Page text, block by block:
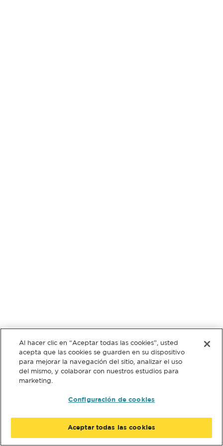
Al hacer clic en “Aceptar todas las cookies”, usted
acepta que las cookies se guarden en su dispositivo
para mejorar la navegación del sitio, analizar el uso
del mismo, y colaborar con nuestros estudios para
marketing.
Configuración de cookies
Aceptar todas las cookies